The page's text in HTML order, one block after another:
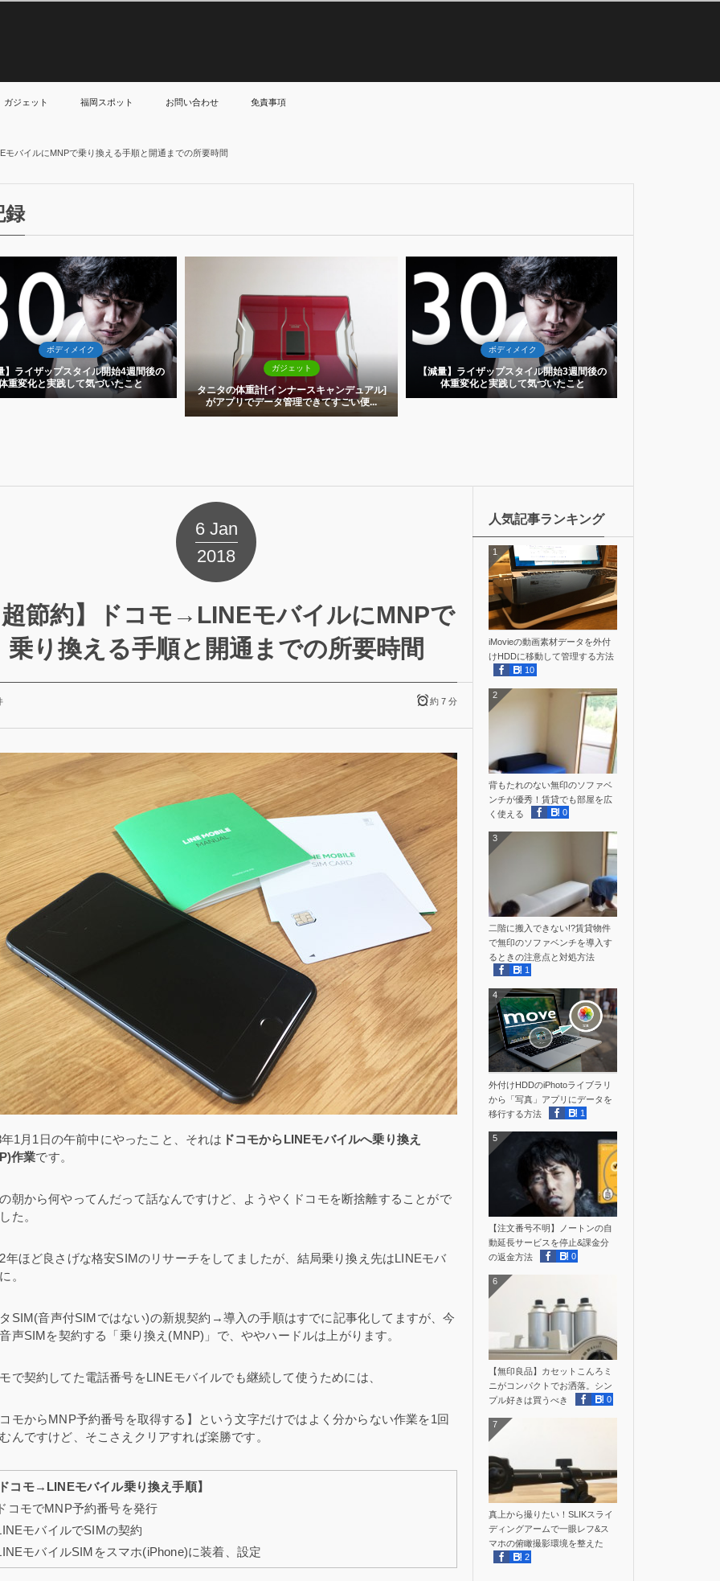
ガジェット 福岡スポット お問い合わせ 免責事項
バイルにMNPで乗り換える手順と開通までの所要時間
録14
ガジェット
タニタの体重計[インナースキャンデュアル]
がアプリでデータ管理できてすごい便...
16
ボディメイク
【減量】ライザップスタイル開始3週間後の
体重変化と実践して気づいたこと
17
ボディメイク
【結果発表】飲み物を水(炭酸水)しばりで一
週間過ごしてみて変わったこと #3...
6 Jan
2018
節約】ドコモ→LINEモバイルにMNPで
乗り換える手順と開通までの所要時間
約 7 分
1月1日の午前中にやったこと、それは ドコモからLINEモバイルへ乗り換え
作業です。
朝から何やってんだって話なんですけど、ようやくドコモを断捨離することがで
た。
年ほど良さげな格安SIMのリサーチをしてましたが、結局乗り換え先はLINEモバ
。
SIM(音声付SIMではない)の新規契約→導入の手順はすでに記事化してますが、今
声SIMを契約する「乗り換え(MNP)」で、ややハードルは上がります。
で契約してた電話番号をLINEモバイルでも継続して使うためには、
モからMNP予約番号を取得する】という文字だけではよく分からない作業を1回
んですけど、そこさえクリアすれば楽勝です。
コモ→LINEモバイル乗り換え手順】
コモでMNP予約番号を発行
モバイルでSIMの契約
モバイルSIMをスマホ(iPhone)に装着、設定
人気記事ランキング
1
iMovieの動画素材データを外付
けHDDに移動して管理する方法
10
2
背もたれのない無印のソファベ
ンチが優秀！賃貸でも部屋を広
く使える
0
3
二階に搬入できない!?賃貸物件
で無印のソファベンチを導入す
るときの注意点と対処方法
1
4
外付けHDDのiPhotoライブラリ
から「写真」アプリにデータを
移行する方法
1
5
【注文番号不明】ノートンの自
動延長サービスを停止&課金分
の返金方法
0
6
【無印良品】カセットこんろミ
ニがコンパクトでお洒落。シン
プル好きは買うべき
0
7
真上から撮りたい！SLIKスライ
ディングアームで一眼レフ&ス
マホの俯瞰撮影環境を整えた
2